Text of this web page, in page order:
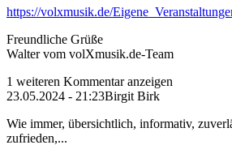
https://volxmusik.de/
Freundliche Grüße
Walter vom volXmusik.de-Team
1 weiteren Kommentar anzeigen
23.05.2024 - 21:23Birgit Birk
Wie immer, übersichtlich, informativ,
zufrieden,...